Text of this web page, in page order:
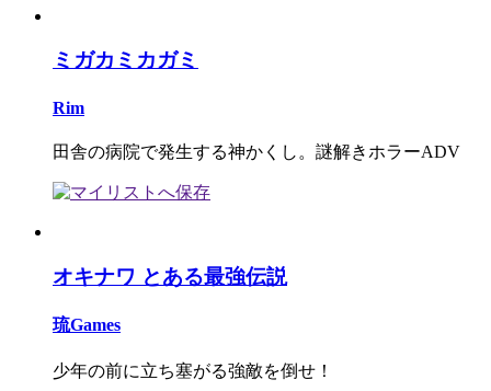
ミガカミカガミ
Rim
田舎の病院で発生する神かくし。謎解きホラーADV
オキナワ とある最強伝説
琉Games
少年の前に立ち塞がる強敵を倒せ！